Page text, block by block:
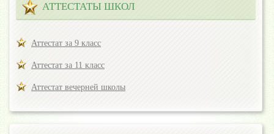
АТТЕСТАТЫ ШКОЛ
Аттестат за 9 класс
Аттестат за 11 класс
Аттестат вечерней школы